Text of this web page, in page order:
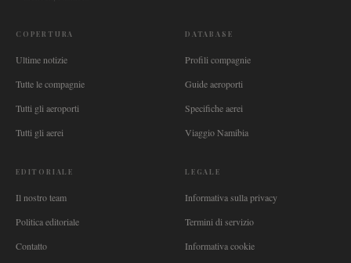
COPERTURA
Ultime notizie
Tutte le compagnie
Tutti gli aeroporti
Tutti gli aerei
DATABASE
Profili compagnie
Guide aeroporti
Specifiche aerei
Viaggio Namibia
EDITORIALE
Il nostro team
Politica editoriale
Contatto
LEGALE
Informativa sulla privacy
Termini di servizio
Informativa cookie